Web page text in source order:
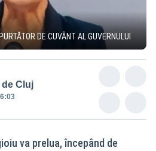
DE CUVÂNT AL GUVERNULUI
de Cluj
va prelua, începând de